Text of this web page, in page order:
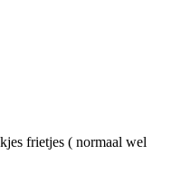
frietjes ( normaal wel